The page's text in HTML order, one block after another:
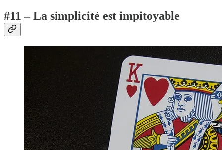
#11 – La simplicité est impitoyable